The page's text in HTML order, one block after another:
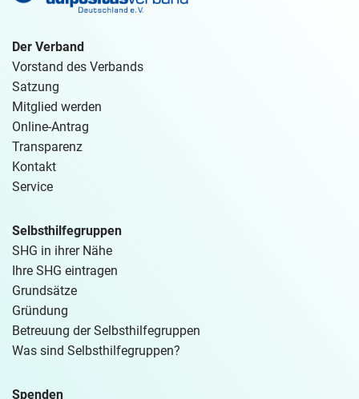
Der Verband
Vorstand des Verbands
Satzung
Mitglied werden
Online-Antrag
Transparenz
Kontakt
Service
Selbsthilfegruppen
SHG in ihrer Nähe
Ihre SHG eintragen
Grundsätze
Gründung
Betreuung der Selbsthilfegruppen
Was sind Selbsthilfegruppen?
Spenden